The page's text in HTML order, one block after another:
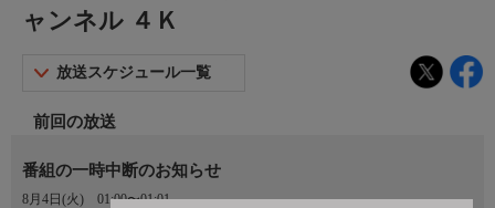
ャンネル ４Ｋ
放送スケジュール一覧
前回の放送
番組の一時中断のお知らせ
8月4日(火) 01:00〜01:01